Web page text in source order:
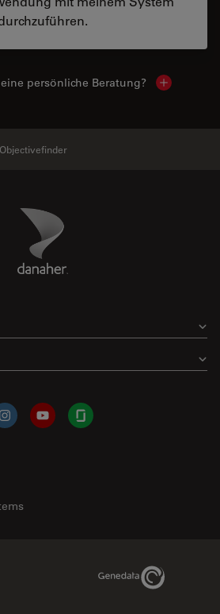
persönliche Beratung? Show
Objectivefinder
Danaher Logo
InstagramYouTubeGlassdoor
Genedata Link